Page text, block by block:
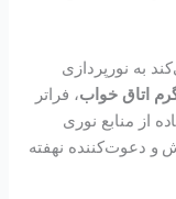
به نورپردازی
اتاق خواب، فراتر
از منابع نوری
و دعوت‌کننده نهفته